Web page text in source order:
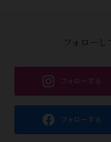
フォロー